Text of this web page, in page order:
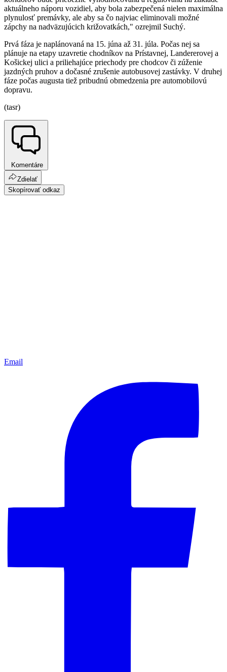
aktuálneho náporu vozidiel, aby bola zabezpečená nielen maximálna
plynulosť premávky, ale aby sa čo najviac eliminovali možné
zápchy na nadväzujúcich križovatkách," ozrejmil Suchý.
Prvá fáza je naplánovaná na 15. júna až 31. júla. Počas nej sa
plánuje na etapy uzavretie chodníkov na Prístavnej, Landererovej a
Košickej ulici a priliehajúce priechody pre chodcov či zúženie
jazdných pruhov a dočasné zrušenie autobusovej zastávky. V druhej
fáze počas augusta tiež pribudnú obmedzenia pre automobilovú
dopravu.
(tasr)
Komentáre
Zdielať
Skopírovať odkaz
Email